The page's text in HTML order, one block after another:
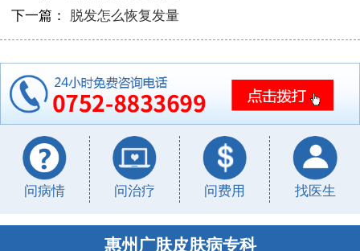
下一篇： 脱发怎么恢复发量
问病情 问治疗 问费用 找医生
惠州广肤皮肤病专科